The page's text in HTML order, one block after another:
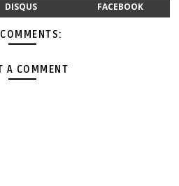
DISQUS FACEBOOK
A COMMENT